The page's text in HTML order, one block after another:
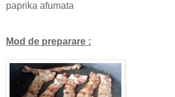
paprika afumata
Mod de preparare :